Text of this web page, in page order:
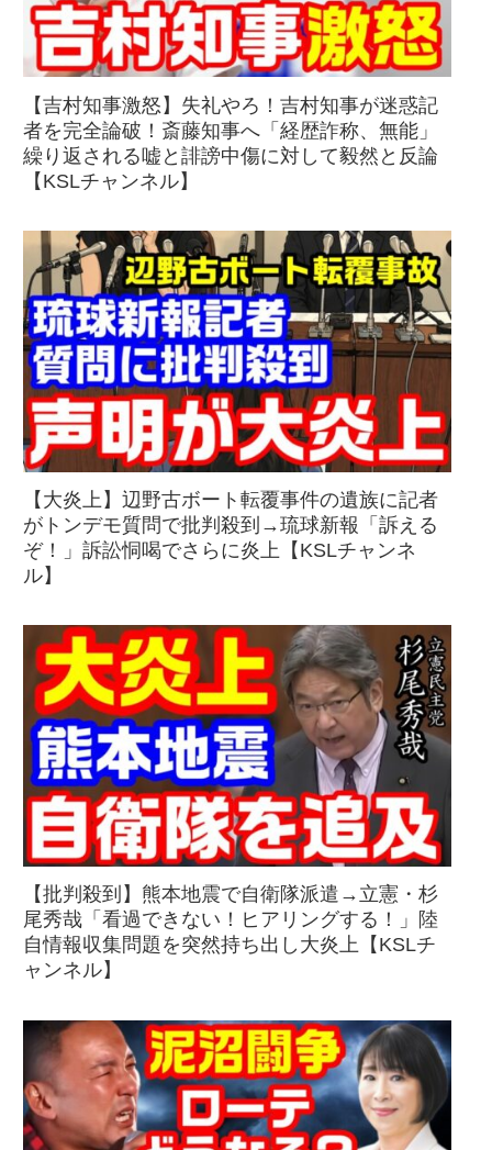
【吉村知事激怒】失礼やろ！吉村知事が迷惑記
者を完全論破！斎藤知事へ「経歴詐称、無能」
繰り返される嘘と誹謗中傷に対して毅然と反論
【KSLチャンネル】
【大炎上】辺野古ボート転覆事件の遺族に記者
がトンデモ質問で批判殺到→琉球新報「訴える
ぞ！」訴訟恫喝でさらに炎上【KSLチャンネ
ル】
【批判殺到】熊本地震で自衛隊派遣→立憲・杉
尾秀哉「看過できない！ヒアリングする！」陸
自情報収集問題を突然持ち出し大炎上【KSLチ
ャンネル】